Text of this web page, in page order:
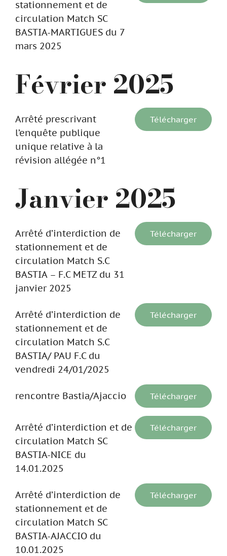
stationnement et de
circulation Match SC
BASTIA-MARTIGUES du 7
mars 2025
Février 2025
Arrêté prescrivant
l’enquête publique
unique relative à la
révision allégée n°1
Télécharger
Janvier 2025
Arrêté d’interdiction de
stationnement et de
circulation Match S.C
BASTIA – F.C METZ du 31
janvier 2025
Télécharger
Arrêté d’interdiction de
stationnement et de
circulation Match S.C
BASTIA/ PAU F.C du
vendredi 24/01/2025
Télécharger
rencontre Bastia/Ajaccio Télécharger
Arrêté d’interdiction et de
circulation Match SC
BASTIA-NICE du
14.01.2025
Télécharger
Arrêté d’interdiction de
stationnement et de
circulation Match SC
BASTIA-AJACCIO du
10.01.2025
Télécharger